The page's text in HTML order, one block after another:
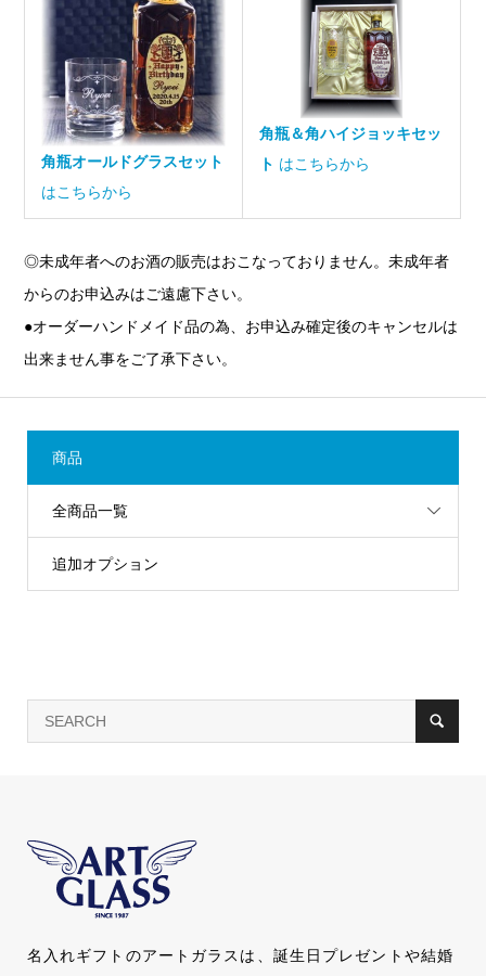
角瓶オールドグラスセット
はこちらから
角瓶＆角ハイジョッキセッ
ト はこちらから
◎未成年者へのお酒の販売はおこなっておりません。未成年者
からのお申込みはご遠慮下さい。
●オーダーハンドメイド品の為、お申込み確定後のキャンセルは
出来ません事をご了承下さい。
商品
全商品一覧
追加オプション
名入れギフトのアートガラスは、誕生日プレゼントや結婚